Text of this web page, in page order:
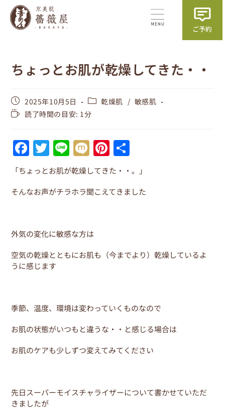
ちょっとお肌が乾燥してきた・・
2025年10月5日 乾燥肌 / 敏感肌
読了時間の目安: 1分
F
a
c
e
o
o
k
T
w
itt
er
Li
n
e
M
ix
i
Pi
nt
er
e
有
「ちょっとお肌が乾燥してきた・・。」
そんなお声がチラホラ聞こえてきました
外気の変化に敏感な方は
空気の乾燥とともにお肌も（今までより）乾燥しているよ
うに感じます
季節、温度、環境は変わっていくものなので
お肌の状態がいつもと違うな・・と感じる場合は
お肌のケアも少しずつ変えてみてください
先日スーパーモイスチャライザーについて書かせていただ
きましたが